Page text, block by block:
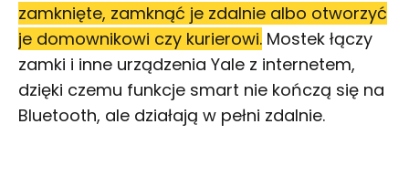
zamknięte, zamknąć je zdalnie albo otworzyć
je domownikowi czy kurierowi. Mostek łączy
zamki i inne urządzenia Yale z internetem,
dzięki czemu funkcje smart nie kończą się na
Bluetooth, ale działają w pełni zdalnie.